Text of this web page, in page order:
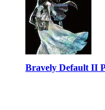
Bravely Default II